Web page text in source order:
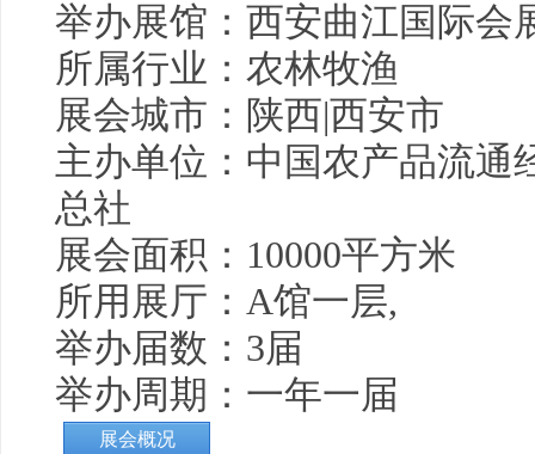
举办展馆：西安曲江国际会
所属行业：农林牧渔
展会城市：陕西|西安市
主办单位：中国农产品流通
总社
展会面积：10000平方米
所用展厅：A馆一层,
举办届数：3届
举办周期：一年一届
展会概况